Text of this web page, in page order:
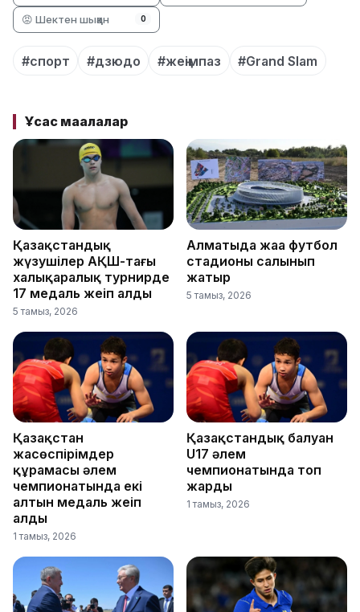
😡 Шектен шыққан 0
#спорт #дзюдо #жеңімпаз #Grand Slam
Ұқсас мақалалар
Қазақстандық
жүзушілер АҚШ-тағы
халықаралық турнирде
17 медаль жеңіп алды
5 тамыз, 2026
Алматыда жаңа футбол
стадионы салынып
жатыр
5 тамыз, 2026
Қазақстан
жасөспірімдер
құрамасы әлем
чемпионатында екі
алтын медаль жеңіп
алды
1 тамыз, 2026
Қазақстандық балуан
U17 әлем
чемпионатында топ
жарды
1 тамыз, 2026